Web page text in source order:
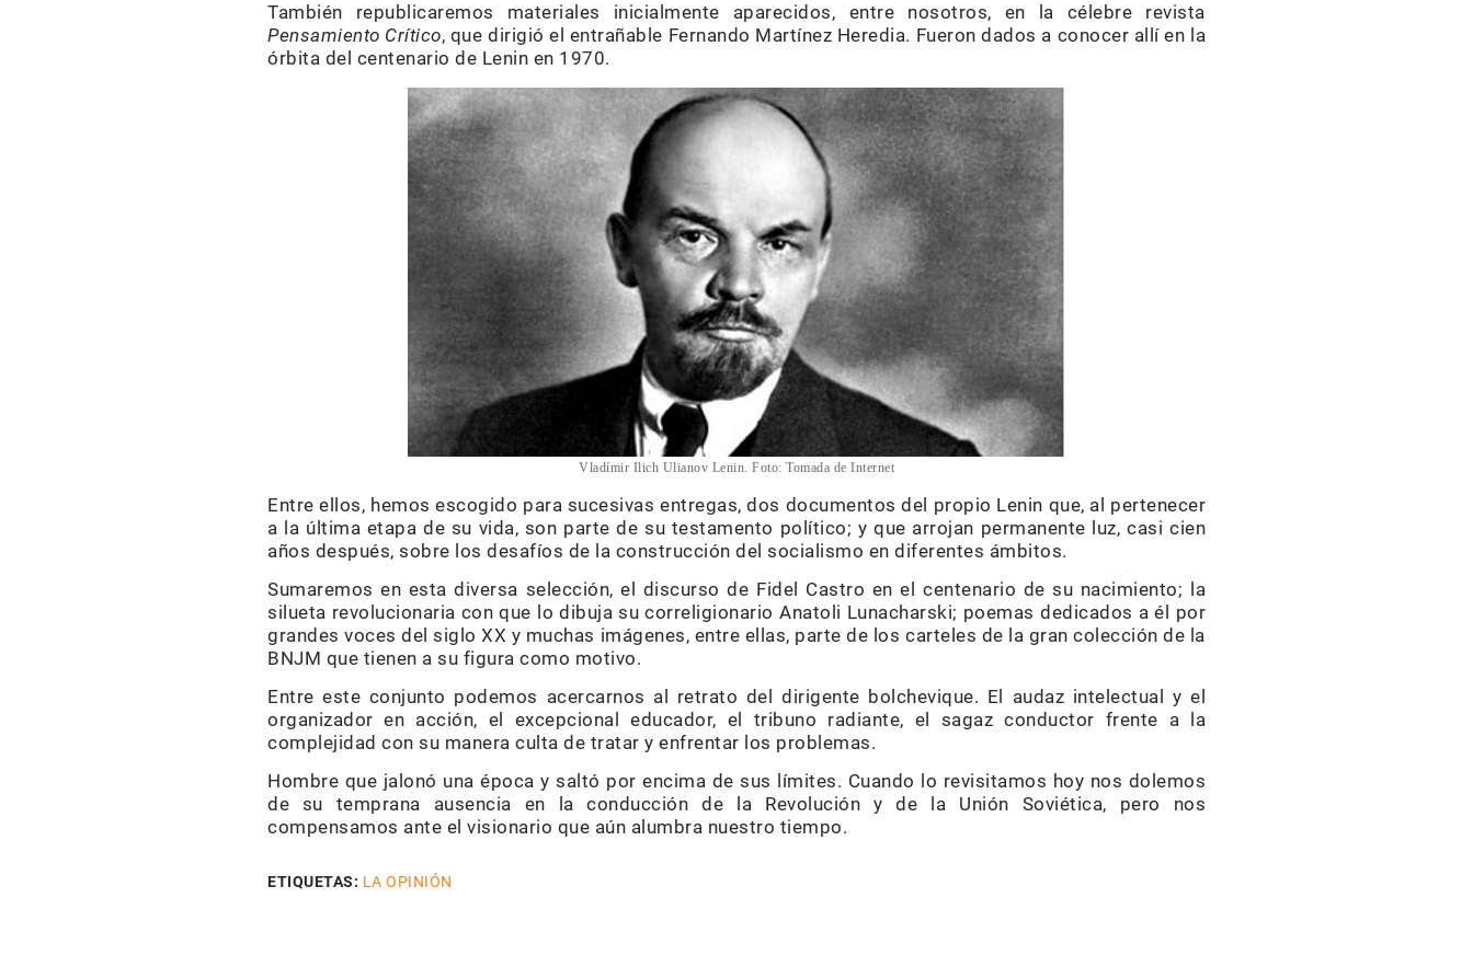
También republicaremos materiales inicialmente aparecidos, entre nosotros, en la célebre revista
Pensamiento Crítico, que dirigió el entrañable Fernando Martínez Heredia. Fueron dados a conocer allí en la
órbita del centenario de Lenin en 1970.
Vladímir Ilich Ulianov Lenin. Foto: Tomada de Internet
Entre ellos, hemos escogido para sucesivas entregas, dos documentos del propio Lenin que, al pertenecer
a la última etapa de su vida, son parte de su testamento político; y que arrojan permanente luz, casi cien
años después, sobre los desafíos de la construcción del socialismo en diferentes ámbitos.
Sumaremos en esta diversa selección, el discurso de Fidel Castro en el centenario de su nacimiento; la
silueta revolucionaria con que lo dibuja su correligionario Anatoli Lunacharski; poemas dedicados a él por
grandes voces del siglo XX y muchas imágenes, entre ellas, parte de los carteles de la gran colección de la
BNJM que tienen a su figura como motivo.
Entre este conjunto podemos acercarnos al retrato del dirigente bolchevique. El audaz intelectual y el
organizador en acción, el excepcional educador, el tribuno radiante, el sagaz conductor frente a la
complejidad con su manera culta de tratar y enfrentar los problemas.
Hombre que jalonó una época y saltó por encima de sus límites. Cuando lo revisitamos hoy nos dolemos
de su temprana ausencia en la conducción de la Revolución y de la Unión Soviética, pero nos
compensamos ante el visionario que aún alumbra nuestro tiempo.
ETIQUETAS: LA OPINIÓN